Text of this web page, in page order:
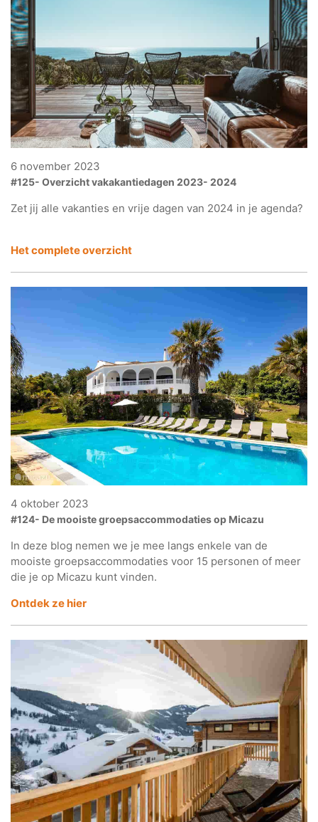
6 november 2023
#125- Overzicht vakakantiedagen 2023- 2024
Zet jij alle vakanties en vrije dagen van 2024 in je agenda?
Het complete overzicht
4 oktober 2023
#124- De mooiste groepsaccommodaties op Micazu
In deze blog nemen we je mee langs enkele van de
mooiste groepsaccommodaties voor 15 personen of meer
die je op Micazu kunt vinden.
Ontdek ze hier